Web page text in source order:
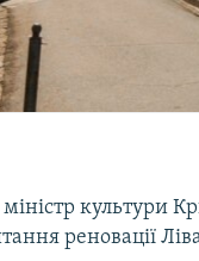
культури
реновації